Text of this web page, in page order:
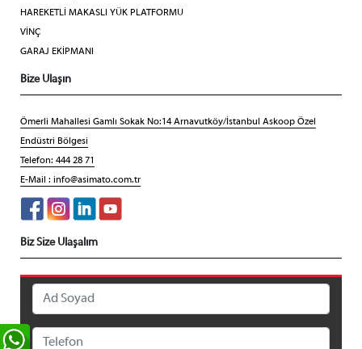
HAREKETLİ MAKASLI YÜK PLATFORMU
VİNÇ
GARAJ EKİPMANI
Bize Ulaşın
Ömerli Mahallesi Gamlı Sokak No:14 Arnavutköy/İstanbul Askoop Özel
Endüstri Bölgesi
Telefon: 444 28 71
E-Mail : info@asimato.com.tr
Biz Size Ulaşalım